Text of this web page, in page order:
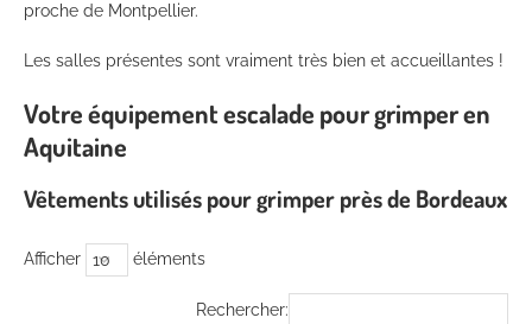
proche de Montpellier.
Les salles présentes sont vraiment très bien et accueillantes !
Votre équipement escalade pour grimper en
Aquitaine
Vêtements utilisés pour grimper près de Bordeaux
Afficher éléments
Rechercher: